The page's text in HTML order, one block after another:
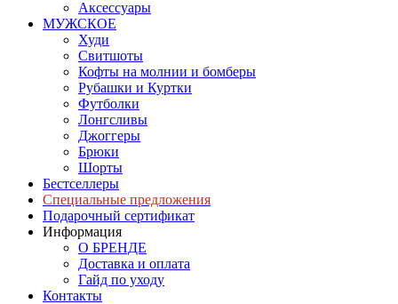
Аксессуары
МУЖСКОЕ
Худи
Свитшоты
Кофты на молнии и бомберы
Рубашки и Куртки
Футболки
Лонгсливы
Джоггеры
Брюки
Шорты
Бестселлеры
Специальные предложения
Подарочный сертификат
Информация
О БРЕНДЕ
Доставка и оплата
Гайд по уходу
Контакты